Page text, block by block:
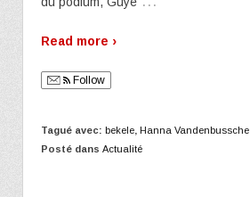
Read more ›
Follow
Tagué avec: bekele Hanna Vandenbussche
Posté dans Actualité